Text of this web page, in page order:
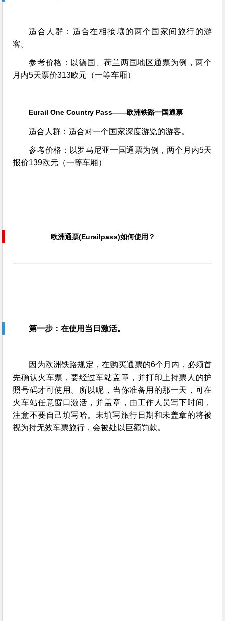
适合人群：适合在相接壤的两个国家间旅行的游
客。
参考价格：以德国、荷兰两国地区通票为例，两个
月内5天票价313欧元（一等车厢）
Eurail One Country Pass——欧洲铁路一国通票
适合人群：适合对一个国家深度游览的游客。
参考价格：以罗马尼亚一国通票为例，两个月内5天
报价139欧元（一等车厢）
欧洲通票(Eurailpass)如何使用？
第一步：在使用当日激活。
因为欧洲铁路规定，在购买通票的6个月内，必须首
先确认火车票，要经过车站盖章，并打印上持票人的护
照号码才可使用。所以呢，当你准备用的那一天，可在
火车站任意窗口激活，并盖章，由工作人员写下时间，
注意不要自己填写哈。未填写旅行日期和未盖章的将被
视为持无效车票旅行，会被处以巨额罚款。